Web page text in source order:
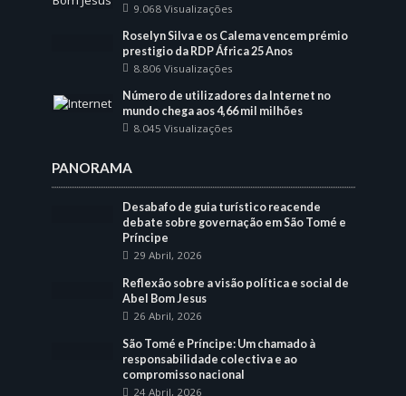
9.068 Visualizações
Roselyn Silva e os Calema vencem prémio
prestigio da RDP África 25 Anos
8.806 Visualizações
Número de utilizadores da Internet no
mundo chega aos 4,66 mil milhões
8.045 Visualizações
PANORAMA
Desabafo de guia turístico reacende
debate sobre governação em São Tomé e
Príncipe
29 Abril, 2026
Reflexão sobre a visão política e social de
Abel Bom Jesus
26 Abril, 2026
São Tomé e Príncipe: Um chamado à
responsabilidade colectiva e ao
compromisso nacional
24 Abril, 2026